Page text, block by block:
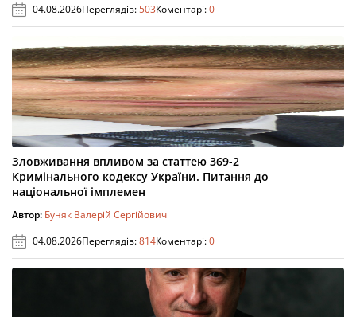
04.08.2026Переглядів:503Коментарі:0
Зловживання впливом за статтею 369-2
Кримінального кодексу України. Питання до
національної імплемен
Автор: Буняк Валерій Сергійович
04.08.2026Переглядів:814Коментарі:0